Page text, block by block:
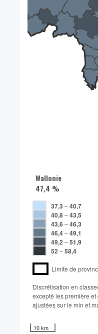
Wallonie
47,4 %
37,3 –40,7
40,8–43,5
43,6–46,3
46,4–49,1
49,2 –51,9
52 –58,4
Limite de
Discrétisation en
excepté les première
ajustées sur le min et
10 km